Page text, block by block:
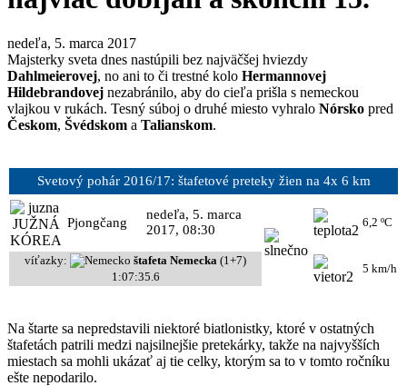
nedeľa, 5. marca 2017
Majsterky sveta dnes nastúpili bez najväčšej hviezdy
Dahlmeierovej, no ani to či trestné kolo Hermannovej
Hildebrandovej nezabránilo, aby do cieľa prišla s nemeckou
vlajkou v rukách. Tesný súboj o druhé miesto vyhralo Nórsko pred
Českom, Švédskom a Talianskom.
Svetový pohár 2016/17: štafetové preteky žien na 4x 6 km
Pjongčang
nedeľa, 5. marca
2017, 08:30
6,2 ºC
víťazky: štafeta Nemecka (1+7)
1:07:35.6
5 km/h
Na štarte sa nepredstavili niektoré biatlonistky, ktoré v ostatných
štafetách patrili medzi najsilnejšie pretekárky, takže na najvyšších
miestach sa mohli ukázať aj tie celky, ktorým sa to v tomto ročníku
ešte nepodarilo.